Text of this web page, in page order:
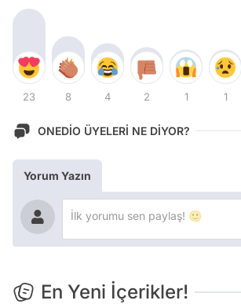
23 8 4 2 1 1
ONEDİO ÜYELERİ NE DİYOR?
Yorum Yazın
En Yeni İçerikler!